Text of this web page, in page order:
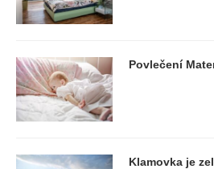
Povlečení
Klamovka je